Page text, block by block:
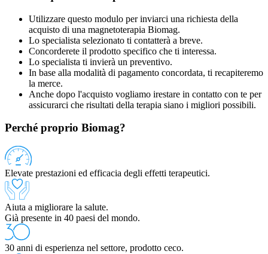
Utilizzare questo modulo per inviarci una richiesta della
acquisto di una magnetoterapia Biomag.
Lo specialista selezionato ti contatterà a breve.
Concorderete il prodotto specifico che ti interessa.
Lo specialista ti invierà un preventivo.
In base alla modalità di pagamento concordata, ti recapiteremo
la merce.
Anche dopo l'acquisto vogliamo irestare in contatto con te per
assicurarci che risultati della terapia siano i migliori possibili.
Perché proprio Biomag?
Elevate prestazioni ed efficacia degli effetti terapeutici.
Aiuta a migliorare la salute.
Già presente in 40 paesi del mondo.
30 anni di esperienza nel settore, prodotto ceco.